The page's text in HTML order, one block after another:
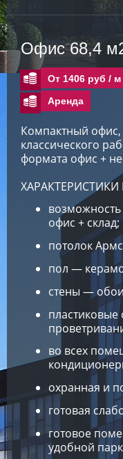
Офис 68,4
От 1406 руб / м
Аренда
Компактный офис,
классического
формата офис +
офис + склад;
потолок
пол —
стены —
пластиковые
во всех
охранная и
готовая
готовое
удобной